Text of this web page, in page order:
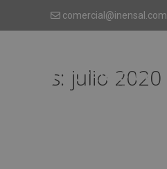
comercial@inensal.com
Mes: julio 2020